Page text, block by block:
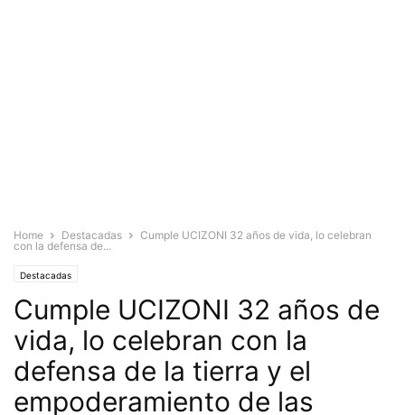
Home Destacadas
Cumple UCIZONI 32 años de vida, lo celebran
con la defensa de...
Destacadas
Cumple UCIZONI 32 años de
vida, lo celebran con la
defensa de la tierra y el
empoderamiento de las